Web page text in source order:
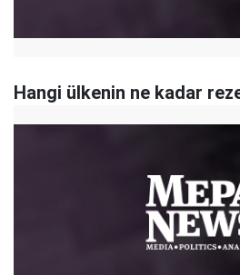
Hangi ülkenin ne kadar